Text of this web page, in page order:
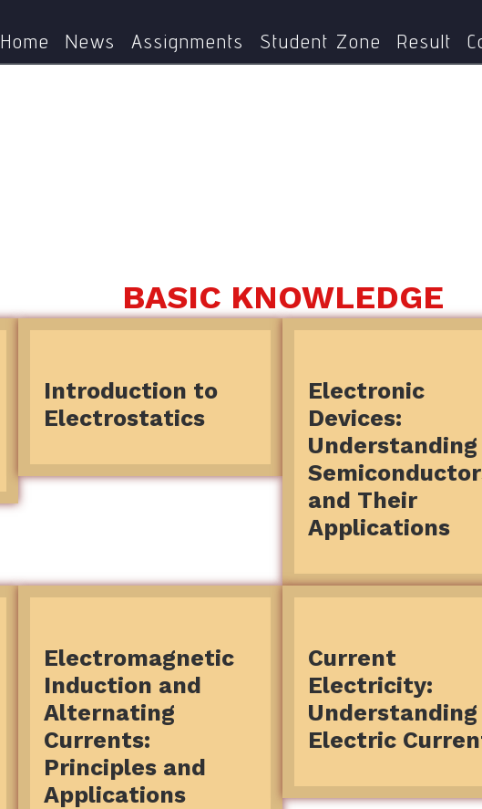
Home News Assignments Student Zone Result
BASIC KNOWLEDGE
Introduction to
Electrostatics
Electronic
Devices:
Understanding
and Their
Applications
Electromagnetic
Induction and
Alternating
Currents:
Principles and
Applications
Current
Electricity:
Understanding
Electric